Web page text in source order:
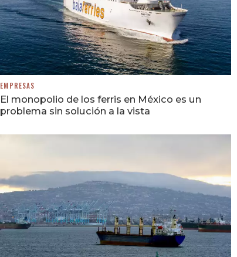
EMPRESAS
El monopolio de los ferris en México es un
problema sin solución a la vista